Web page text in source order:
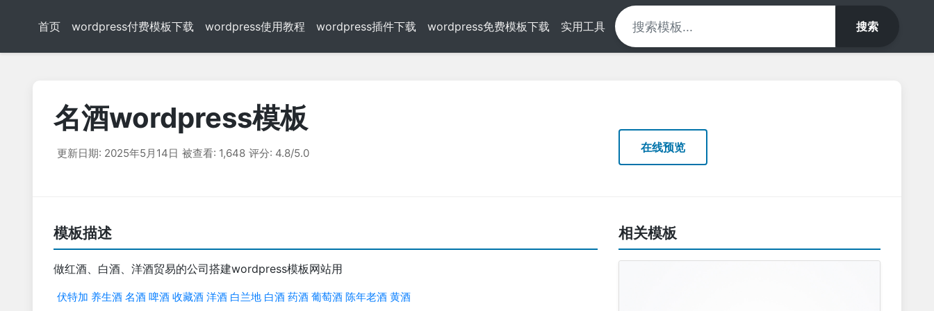
首页 wordpress付费模板下载 wordpress使用教程 wordpress插件下载 wordpress免费模板下载 实用工具 搜索
名酒wordpress模板
更新日期: 2025年5月14日 被查看: 1,648 评分: 4.8/5.0 在线预览
模板描述
做红酒、白酒、洋酒贸易的公司搭建wordpress模板网站用
伏特加 养生酒 名酒 啤酒 收藏酒 洋酒 白兰地 白酒 药酒 葡萄酒 陈年老酒 黄酒
相关模板